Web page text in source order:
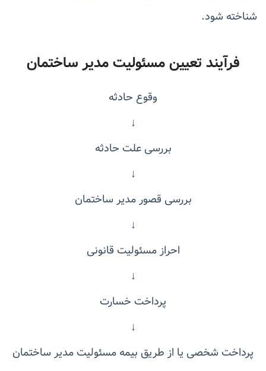
شناخته شود.
فرآیند تعیین مسئولیت مدیر ساختمان
وقوع حادثه
↓
بررسی علت حادثه
↓
بررسی قصور مدیر ساختمان
↓
احراز مسئولیت قانونی
↓
پرداخت خسارت
↓
پرداخت شخصی یا از طریق بیمه مسئولیت مدیر ساختمان